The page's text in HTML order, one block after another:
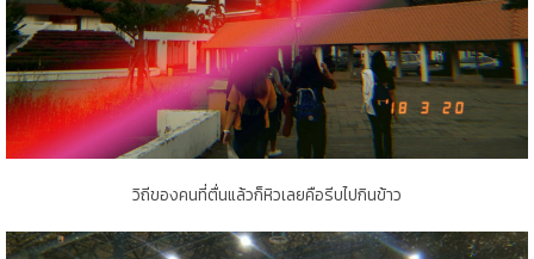
วิถีของคนที่ตื่นแล้วก็หิวเลยคือรีบไปกินข้าว